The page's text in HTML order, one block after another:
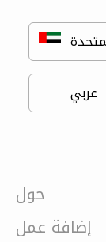
حول
إضافة عمل